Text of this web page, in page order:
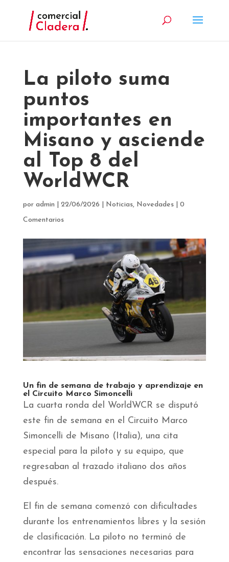
La piloto suma
puntos
importantes en
Misano y asciende
al Top 8 del
WorldWCR
por admin 22/06/2026 Noticias, Novedades| 0
Comentarios
Un fin de semana de trabajo y aprendizaje en
el Circuito Marco Simoncelli
La cuarta ronda del WorldWCR se disputó
este fin de semana en el Circuito Marco
Simoncelli de Misano (Italia), una cita
especial para la piloto y su equipo, que
regresaban al trazado italiano dos años
después.
El fin de semana comenzó con dificultades
durante los entrenamientos libres y la sesión
de clasificación. La piloto no terminó de
encontrar las sensaciones necesarias para